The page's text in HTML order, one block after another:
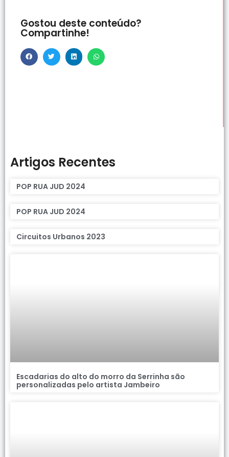
Gostou deste conteúdo?
Compartinhe!
Artigos Recentes
POP RUA JUD 2024
POP RUA JUD 2024
Circuitos Urbanos 2023
Escadarias do alto do morro da Serrinha são
personalizadas pelo artista Jambeiro